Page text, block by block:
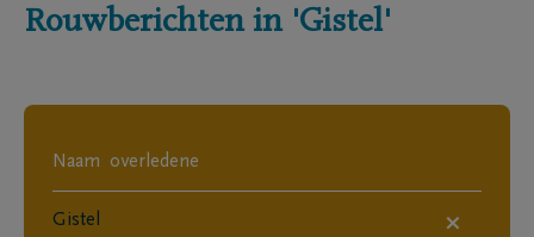
Rouwberichten in 'Gistel'
×